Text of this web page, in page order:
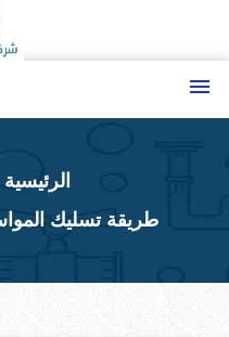
إلى
المحتوى
الرئيسية
طريقة تسليك